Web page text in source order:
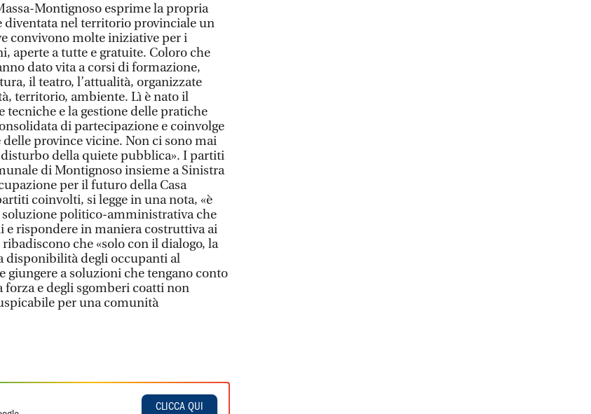
Montignoso esprime la propria
diventata nel territorio provinciale un
convivono molte iniziative per i
aperte a tutte e gratuite. Coloro che
dato vita a corsi di formazione,
il teatro, l’attualità, organizzate
territorio, ambiente. Lì è nato il
tecniche e la gestione delle pratiche
di partecipazione e coinvolge
province vicine. Non ci sono mai
della quiete pubblica». I partiti
di Montignoso insieme a Sinistra
per il futuro della Casa
coinvolti, si legge in una nota, «è
politico-amministrativa che
e rispondere in maniera costruttiva ai
che «solo con il dialogo, la
disponibilità degli occupanti al
a soluzioni che tengano conto
forza e degli sgomberi coatti non
per una comunità
CLICCA QUI